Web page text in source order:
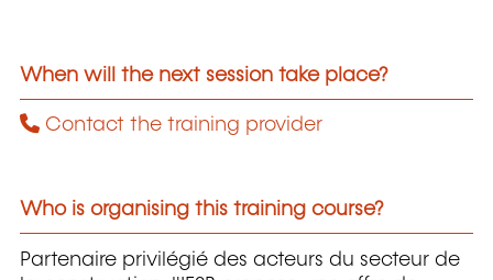
When will the next session take place?
Contact the training provider
Who is organising this training course?
Partenaire privilégié des acteurs du secteur de